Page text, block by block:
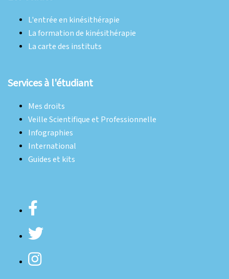
L'entrée en kinésithérapie
La formation de kinésithérapie
La carte des instituts
Services à l'étudiant
Mes droits
Veille Scientifique et Professionnelle
Infographies
International
Guides et kits